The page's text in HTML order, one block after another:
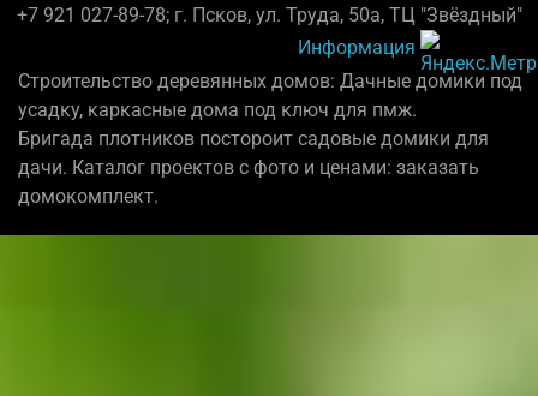
+7 921 027-89-78; г. Псков, ул. Труда, 50а, ТЦ "Звёздный"
Информация
Строительство деревянных домов: Дачные домики под
усадку, каркасные дома под ключ для пмж.
Бригада плотников постороит садовые домики для
дачи. Каталог проектов с фото и ценами: заказать
домокомплект.